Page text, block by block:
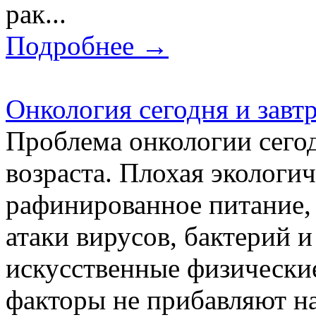
рак...
Подробнее →
Онкология сегодня и
Проблема онкологии
возраста. Плохая
рафинированное
атаки вирусов, бактерий
искусственные
факторы не прибавляют